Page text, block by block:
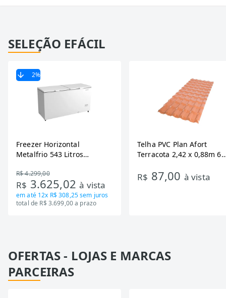
SELEÇÃO EFÁCIL
2%
Freezer Horizontal
Metalfrio 543 Litros
Tecnologia Inverter, Branco,
Bivolt
R$ 4.299,00
R$ 3.625,02à vista
em até 12x R$ 308,25sem juros
total de R$ 3.699,00 a prazo
Telha PVC Plan Afort
Terracota 2,42 x 0,88m 6
R$ 87,00 à vista
OFERTAS - LOJAS E MARCAS
PARCEIRAS